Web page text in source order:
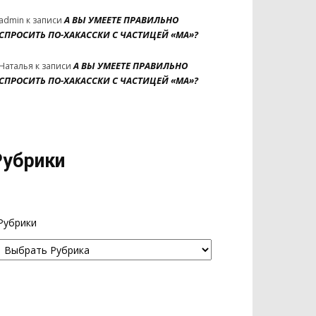
к записиА ВЫ УМЕЕТЕ ПРАВИЛЬНО
ПО-ХАКАССКИ С ЧАСТИЦЕЙ «МА»?
к записиА ВЫ УМЕЕТЕ ПРАВИЛЬНО
ПО-ХАКАССКИ С ЧАСТИЦЕЙ «МА»?